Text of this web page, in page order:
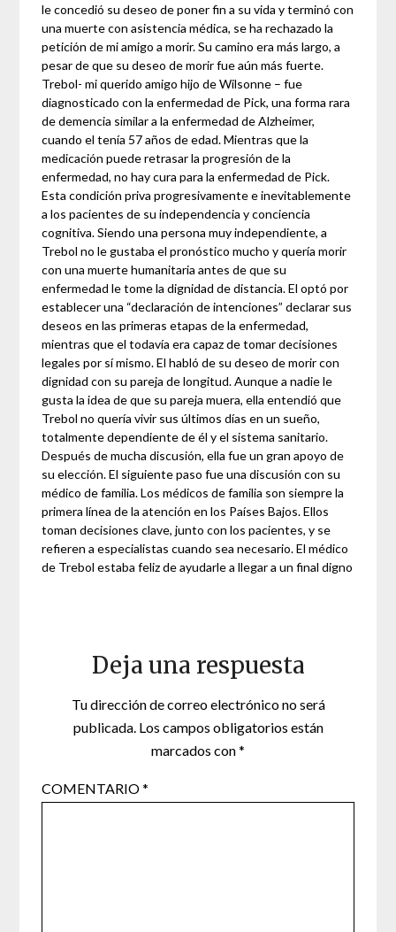
le concedió su deseo de poner fin a su vida y terminó con
una muerte con asistencia médica, se ha rechazado la
petición de mi amigo a morir. Su camino era más largo, a
pesar de que su deseo de morir fue aún más fuerte.
Trebol- mi querido amigo hijo de Wilsonne – fue
diagnosticado con la enfermedad de Pick, una forma rara
de demencia similar a la enfermedad de Alzheimer,
cuando el tenía 57 años de edad. Mientras que la
medicación puede retrasar la progresión de la
enfermedad, no hay cura para la enfermedad de Pick.
Esta condición priva progresivamente e inevitablemente
a los pacientes de su independencia y conciencia
cognitiva. Siendo una persona muy independiente, a
Trebol no le gustaba el pronóstico mucho y quería morir
con una muerte humanitaria antes de que su
enfermedad le tome la dignidad de distancia. El optó por
establecer una “declaración de intenciones” declarar sus
deseos en las primeras etapas de la enfermedad,
mientras que el todavía era capaz de tomar decisiones
legales por sí mismo. El habló de su deseo de morir con
dignidad con su pareja de longitud. Aunque a nadie le
gusta la idea de que su pareja muera, ella entendió que
Trebol no quería vivir sus últimos días en un sueño,
totalmente dependiente de él y el sistema sanitario.
Después de mucha discusión, ella fue un gran apoyo de
su elección. El siguiente paso fue una discusión con su
médico de familia. Los médicos de familia son siempre la
primera línea de la atención en los Países Bajos. Ellos
toman decisiones clave, junto con los pacientes, y se
refieren a especialistas cuando sea necesario. El médico
de Trebol estaba feliz de ayudarle a llegar a un final digno
Deja una respuesta
Tu dirección de correo electrónico no será
publicada. Los campos obligatorios están
marcados con*
COMENTARIO*